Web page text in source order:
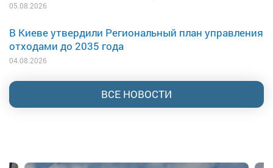
05.08.2026
В Киеве утвердили Региональный план управления
отходами до 2035 года
04.08.2026
ВСЕ НОВОСТИ